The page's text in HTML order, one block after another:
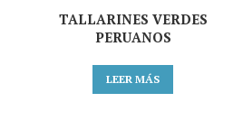
TALLARINES VERDES
PERUANOS
LEER MÁS